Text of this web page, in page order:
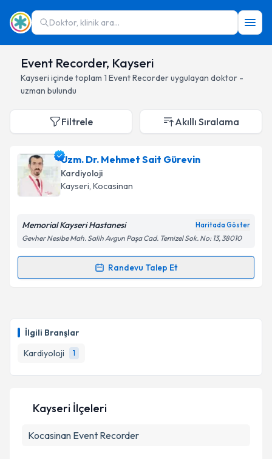
Doktor, klinik ara...
Event Recorder, Kayseri
Kayseri içinde toplam 1 Event Recorderuygulayan doktor -
uzman bulundu
İlgili Branşlar
Kardiyoloji
1
Filtrele Akıllı Sıralama
Uzm. Dr. Mehmet Sait Gürevin
Kardiyoloji
Kayseri, Kocasinan
Memorial Kayseri Hastanesi Haritada Göster
Gevher Nesibe Mah. Salih Avgun Paşa Cad. Temizel Sok. No: 13, 38010
Randevu Talep Et
Randevu Takvimi Talebi
için bir takvim hazırlandığında e-posta ile
bilgilendireceğiz.
E-posta Adresiniz
Kişisel verilerimin işlenmesine ilişkin
Kayseri İlçeleri
Kocasinan Event Recorder